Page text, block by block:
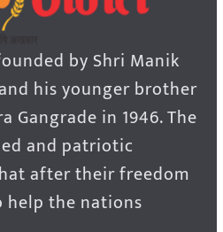
by Shri Manik
his younger brother
Gangrade in 1946. The
and patriotic
after their freedom
the nations